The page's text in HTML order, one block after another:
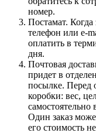
номер.
Постамат. Когда
телефон или e-
оплатить в
дня.
Почтовая
придет в
посылке. Перед
коробки: вес,
самостоятельно
Один заказ
его стоимость